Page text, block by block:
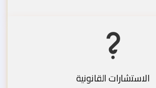
الاستشارات القانونية